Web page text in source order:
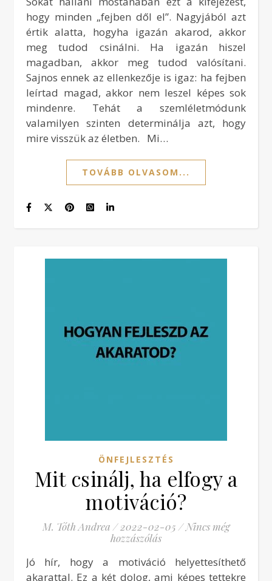
hogy minden „fejben dől el”. Nagyjából azt
értik alatta, hogyha igazán akarod, akkor
meg tudod csinálni. Ha igazán hiszel
magadban, akkor meg tudod valósítani.
Sajnos ennek az ellenkezője is igaz: ha fejben
leírtad magad, akkor nem leszel képes sok
mindenre. Tehát a szemléletmódunk
valamilyen szinten determinálja azt, hogy
mire visszük az életben. Mi…
TOVÁBB OLVASOM...
ÖNFEJLESZTÉS
Mit csinálj, ha elfogy a
motiváció?
M. Tóth Andrea / 2022-02-05 / Nincs még
hozzászólás
Jó hír, hogy a motiváció helyettesíthető
akarattal. Ez a két dolog, ami képes tettekre